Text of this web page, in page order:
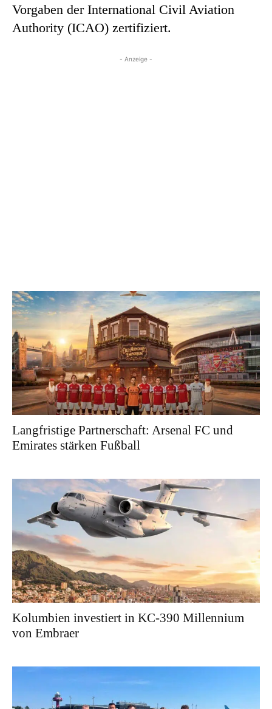
Vorgaben der International Civil Aviation
Authority (ICAO) zertifiziert.
- Anzeige -
Langfristige Partnerschaft: Arsenal FC und
Emirates stärken Fußball
Kolumbien investiert in KC-390 Millennium
von Embraer